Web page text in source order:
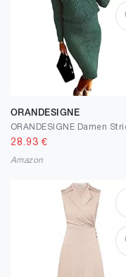
ORANDESIGNE
28.93 €
Amazon